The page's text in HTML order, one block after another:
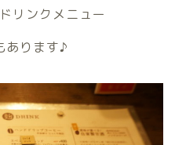
リンクメニュー
あります♪